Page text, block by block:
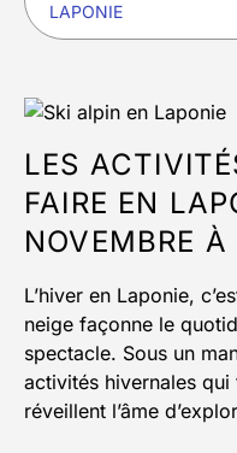
LAPONIE
LES
FAIRE EN
NOVEMBRE À
L’hiver en Laponie,
neige façonne le
spectacle. Sous un
activités hivernales
réveillent l’âme